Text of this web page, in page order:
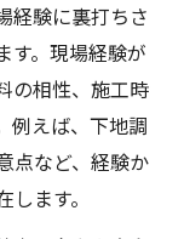
準
たな基準と
評価ポイン
経験に裏打ちさ
す。現場経験が
の相性、施工時
例えば、下地調
点など、経験か
ます。